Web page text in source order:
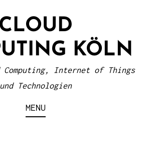
CLOUD
KÖLN
Computing, Internet of Things
und Technologien
MENU